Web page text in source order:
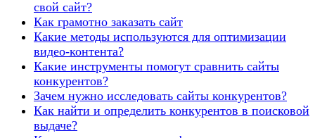
свой сайт?
Как грамотно заказать сайт
Какие методы используются для оптимизации
видео-контента?
Какие инструменты помогут сравнить сайты
конкурентов?
Зачем нужно исследовать сайты конкурентов?
Как найти и определить конкурентов в поисковой
выдаче?